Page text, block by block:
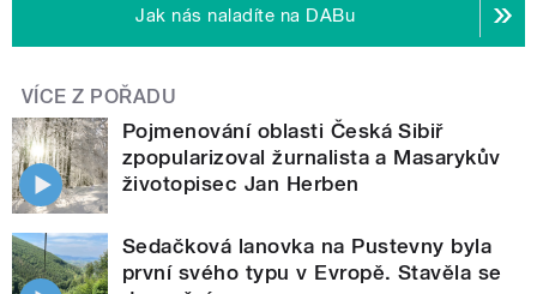
Jak nás naladíte na DABu
VÍCE Z POŘADU
Pojmenování oblasti Česká Sibiř
zpopularizoval žurnalista a Masarykův
životopisec Jan Herben
Sedačková lanovka na Pustevny byla
první svého typu v Evropě. Stavěla se